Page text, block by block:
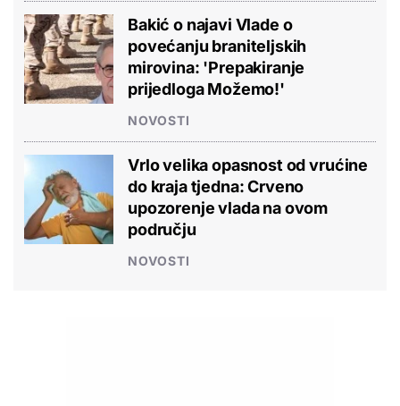
Bakić o najavi Vlade o
povećanju braniteljskih
mirovina: 'Prepakiranje
prijedloga Možemo!'
NOVOSTI
Vrlo velika opasnost od vrućine
do kraja tjedna: Crveno
upozorenje vlada na ovom
području
NOVOSTI